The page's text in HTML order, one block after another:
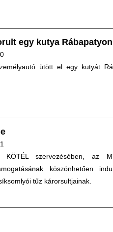
egy kutya Rábapatyon
ütött el egy kutyát
KÖTÉL szervezésében, az
köszönhetően
tűz károrsultjainak.